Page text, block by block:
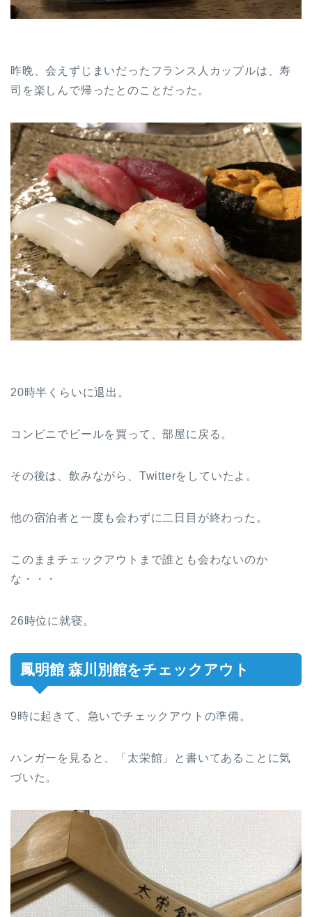
昨晩、会えずじまいだったフランス人カップルは、寿
司を楽しんで帰ったとのことだった。
20時半くらいに退出。
コンビニでビールを買って、部屋に戻る。
その後は、飲みながら、Twitterをしていたよ。
他の宿泊者と一度も会わずに二日目が終わった。
このままチェックアウトまで誰とも会わないのか
な・・・
26時位に就寝。
鳳明館 森川別館をチェックアウト
9時に起きて、急いでチェックアウトの準備。
ハンガーを見ると、「太栄館」と書いてあることに気
づいた。